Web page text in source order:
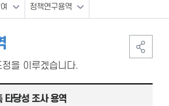
정책연구용역
을 이루겠습니다.
타당성 조사 용역